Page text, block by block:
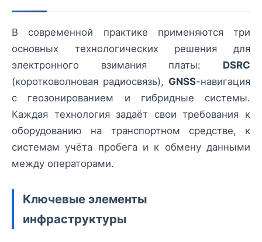
В современной практике применяются три
основных технологических решения для
электронного взимания платы: DSRC
(коротковолновая радиосвязь), GNSS-навигация
с геозонированием и гибридные системы.
Каждая технология задаёт свои требования к
оборудованию на транспортном средстве, к
системам учёта пробега и к обмену данными
между операторами.
Ключевые элементы
инфраструктуры